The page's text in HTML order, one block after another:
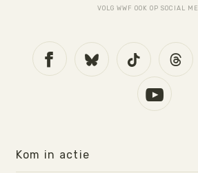
VOLG WWF OOK OP SOCIAL
Kom in actie